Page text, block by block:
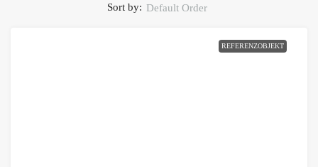
Sort by: Default Order
REFERENZOBJEKT